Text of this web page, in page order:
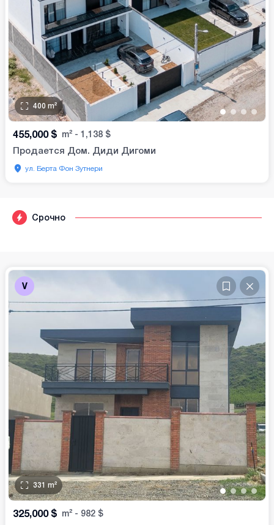
Срочно
••••
400 m²
455,000 $ m² - 1,138 $
Продается Дом. Диди Дигоми
ул. Берта Фон Зутнери
V
••••
331 m²
325,000 $ m² - 982 $